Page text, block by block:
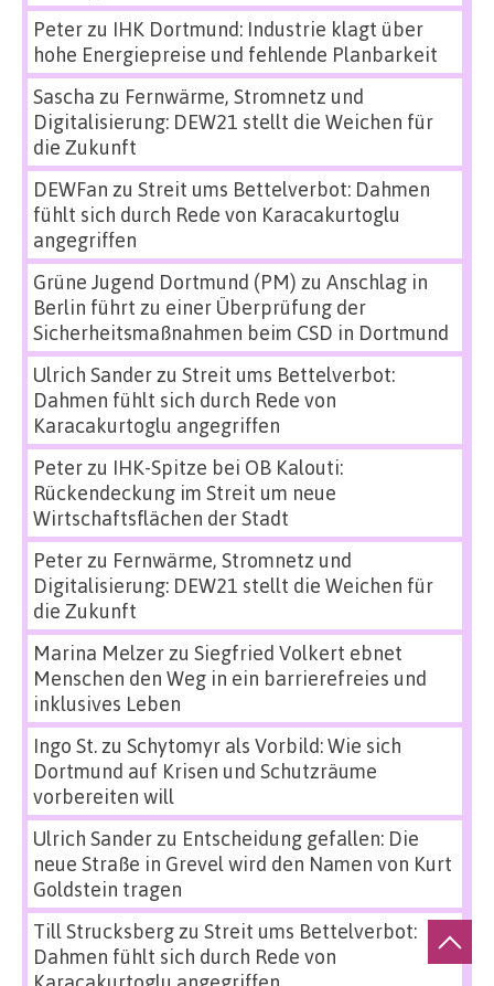
Peterzu IHK Dortmund: Industrie klagt über
hohe Energiepreise und fehlende Planbarkeit
Sascha zu Fernwärme, Stromnetz und
Digitalisierung: DEW21 stellt die Weichen für
die Zukunft
DEWFan zu Streit ums Bettelverbot: Dahmen
fühlt sich durch Rede von Karacakurtoglu
angegriffen
Grüne Jugend Dortmund (PM) zu Anschlag in
Berlin führt zu einer Überprüfung der
Sicherheitsmaßnahmen beim CSD in Dortmund
Ulrich Sanderzu Streit ums Bettelverbot:
Dahmen fühlt sich durch Rede von
Karacakurtoglu angegriffen
Peterzu IHK-Spitze bei OB Kalouti:
Rückendeckung im Streit um neue
Wirtschaftsflächen der Stadt
Peterzu Fernwärme, Stromnetz und
Digitalisierung: DEW21 stellt die Weichen für
die Zukunft
Marina Melzerzu Siegfried Volkert ebnet
Menschen den Weg in ein barrierefreies und
inklusives Leben
Ingo St.zu Schytomyr als Vorbild: Wie sich
Dortmund auf Krisen und Schutzräume
vorbereiten will
Ulrich Sanderzu Entscheidung gefallen: Die
neue Straße in Grevel wird den Namen von Kurt
Goldstein tragen
Till Strucksbergzu Streit ums Bettelverbot:
Dahmen fühlt sich durch Rede von